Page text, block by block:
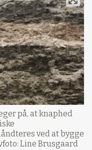
på, at knaphed
ved at bygge
Line Brusgaard